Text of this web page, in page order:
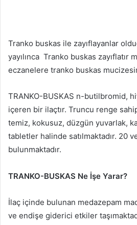
Tranko buskas ile zayıflayanlar
yayılınca Tranko buskas zayıflatır
eczanelere tranko buskas
TRANKO-BUSKAS n-butilbromid,
içeren bir ilaçtır. Truncu renge
temiz, kokusuz, düzgün yuvarlak,
tabletler halinde satılmaktadır. 20
bulunmaktadır.
TRANKO-BUSKAS Ne İşe Yarar?
İlaç içinde bulunan medazepam
ve endişe giderici etkiler